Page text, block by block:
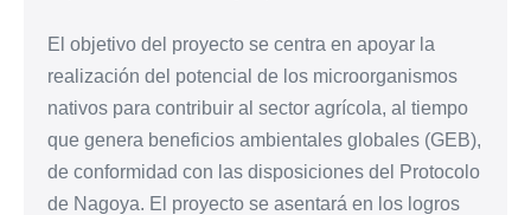
El objetivo del proyecto se centra en apoyar la
realización del potencial de los microorganismos
nativos para contribuir al sector agrícola, al tiempo
que genera beneficios ambientales globales (GEB),
de conformidad con las disposiciones del Protocolo
de Nagoya. El proyecto se asentará en los logros